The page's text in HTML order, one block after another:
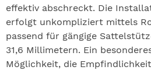
effektiv abschreckt. Die
erfolgt unkompliziert mittels
passend für gängige
31,6 Millimetern. Ein
Möglichkeit, die